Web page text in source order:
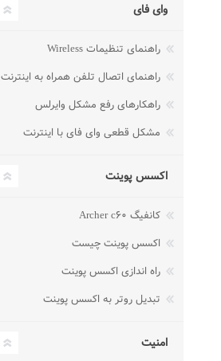
وای فای
راهنمای تنظیمات Wireless
راهنمای اتصال تلفن همراه به اینترنت
راهکارهای رفع مشکل وایرلس
مشکل قطعی وای فای با اینترنت
اکسس پوینت
کانفیگ Archer c۶۰
اکسس پوینت چیست
راه اندازی اکسس پوینت
تبدیل روتر به اکسس پوینت
امنیت